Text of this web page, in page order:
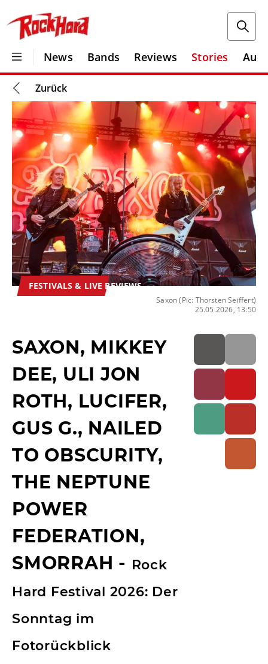
News Bands Reviews Stories
Zurück
FESTIVALS & LIVE REVIEWS
Saxon (Pic: Thorsten Seiffert)
25.05.2026, 13:50
SAXON, MIKKEY
DEE, ULI JON
ROTH, LUCIFER,
GUS G., NAILED
TO OBSCURITY,
THE NEPTUNE
POWER
FEDERATION,
SMORRAH - Rock
Hard Festival 2026: Der
Sonntag im
Fotorückblick